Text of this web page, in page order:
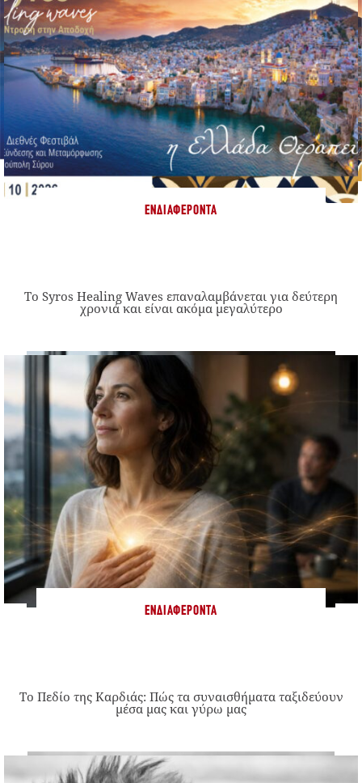
ΕΝΔΙΑΦΈΡΟΝΤΑ
Το Syros Healing Waves επαναλαμβάνεται για δεύτερη
χρονιά και είναι ακόμα μεγαλύτερο
ΕΝΔΙΑΦΈΡΟΝΤΑ
Το Πεδίο της Καρδιάς: Πώς τα συναισθήματα ταξιδεύουν
μέσα μας και γύρω μας